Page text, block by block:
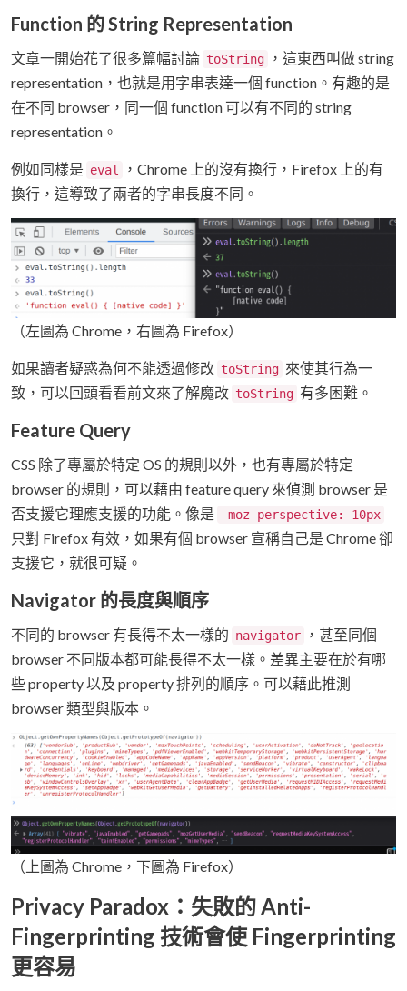
Function 的 String Representation
文章一開始花了很多篇幅討論 toString
，這東西叫做 string
representation，也就是用字串表達一個 function。有趣的是
在不同 browser，同一個 function 可以有不同的 string
representation。
例如同樣是 eval
，Chrome 上的沒有換行，Firefox 上的有
換行，這導致了兩者的字串長度不同。
（左圖為 Chrome，右圖為 Firefox）
如果讀者疑惑為何不能透過修改 toString 來使其行為一
致，可以回頭看看前文來了解魔改 toString 有多困難。
Feature Query
CSS 除了專屬於特定 OS 的規則以外，也有專屬於特定
browser 的規則，可以藉由 feature query 來偵測 browser 是
否支援它理應支援的功能。像是
-moz-perspective: 10px
只對 Firefox 有效，如果有個 browser 宣稱自己是 Chrome 卻
支援它，就很可疑。
Navigator 的長度與順序
不同的 browser 有長得不太一樣的 navigator
，甚至同個
browser 不同版本都可能長得不太一樣。差異主要在於有哪
些 property 以及 property 排列的順序。可以藉此推測
browser 類型與版本。
（上圖為 Chrome，下圖為 Firefox）
Privacy Paradox：失敗的 Anti-
Fingerprinting 技術會使 Fingerprinting
更容易